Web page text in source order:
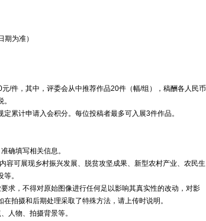
为准）
/件，其中，评委会从中推荐作品20件（幅/组），稿酬各人民币
累计申请入会积分。每位投稿者最多可入展3件作品。
确填写相关信息。
容可展现乡村振兴发展、脱贫攻坚成果、新型农村产业、农民生
。
求，不得对原始图像进行任何足以影响其真实性的改动，对影
拍摄和后期处理采取了特殊方法，请上传时说明。
人物、拍摄背景等。